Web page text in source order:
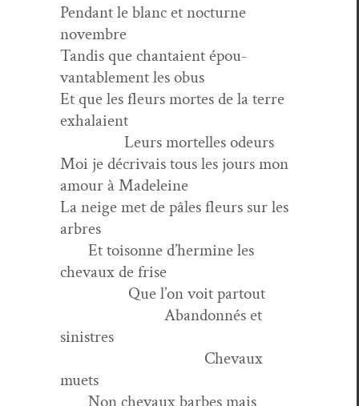
Pen­dant le blanc et noc­turne
novembre
Tan­dis que chan­taient épou­
vantable­ment les obus
Et que les fleurs mortes de la terre
exhalaient
Leurs mortelles odeurs
Moi je décrivais tous les jours mon
amour à Madeleine
La neige met de pâles fleurs sur les
arbres
Et toi­sonne d’hermine les
chevaux de frise
Que l’on voit partout
Aban­don­nés et
sinistres
Chevaux
muets
Non chevaux barbes mais